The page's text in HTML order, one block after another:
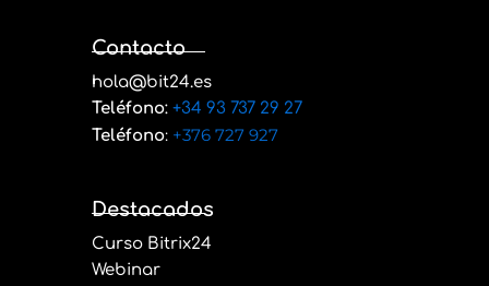
Contacto
hola@bit24.es
Teléfono: +34 93 737 29 27
Teléfono: +376 727 927
Destacados
Curso Bitrix24
Webinar